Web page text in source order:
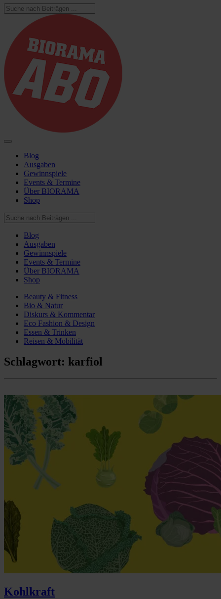
Blog
Ausgaben
Gewinnspiele
Events & Termine
Über BIORAMA
Shop
Blog
Ausgaben
Gewinnspiele
Events & Termine
Über BIORAMA
Shop
Beauty & Fitness
Bio & Natur
Diskurs & Kommentar
Eco Fashion & Design
Essen & Trinken
Reisen & Mobilität
Schlagwort: karfiol
Kohlkraft